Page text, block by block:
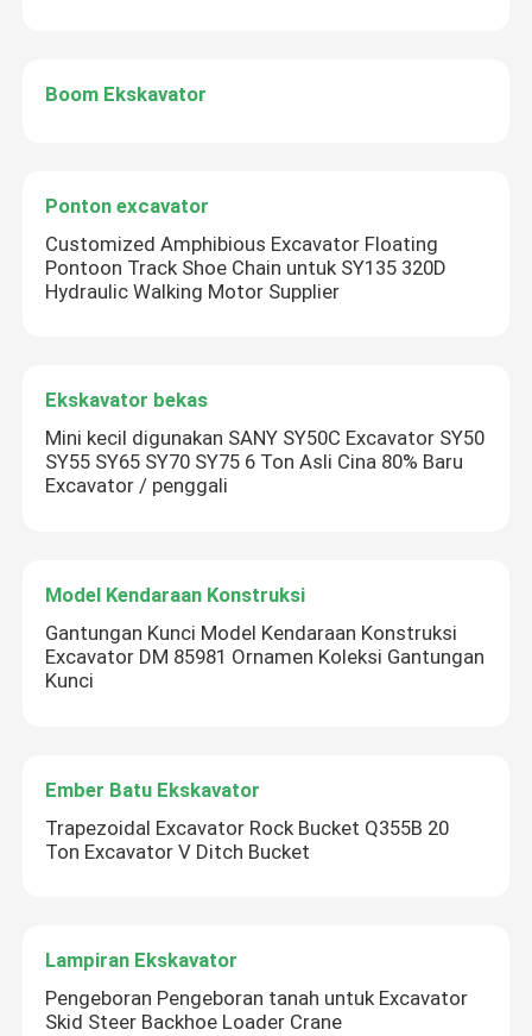
Boom Ekskavator
Ponton excavator
Customized Amphibious Excavator Floating
Pontoon Track Shoe Chain untuk SY135 320D
Hydraulic Walking Motor Supplier
Ekskavator bekas
Mini kecil digunakan SANY SY50C Excavator SY50
SY55 SY65 SY70 SY75 6 Ton Asli Cina 80% Baru
Excavator / penggali
Model Kendaraan Konstruksi
Gantungan Kunci Model Kendaraan Konstruksi
Excavator DM 85981 Ornamen Koleksi Gantungan
Kunci
Ember Batu Ekskavator
Trapezoidal Excavator Rock Bucket Q355B 20
Ton Excavator V Ditch Bucket
Lampiran Ekskavator
Pengeboran Pengeboran tanah untuk Excavator
Skid Steer Backhoe Loader Crane